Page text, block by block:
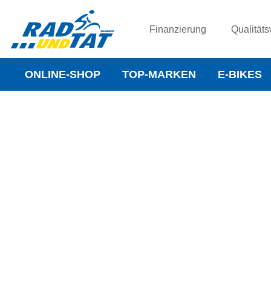
Finanzierung
ONLINE-SHOP TOP-MARKEN E-BIKES